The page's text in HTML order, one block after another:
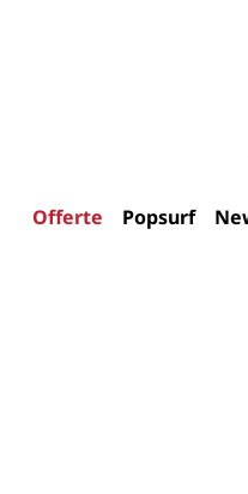
Offerte Popsurf